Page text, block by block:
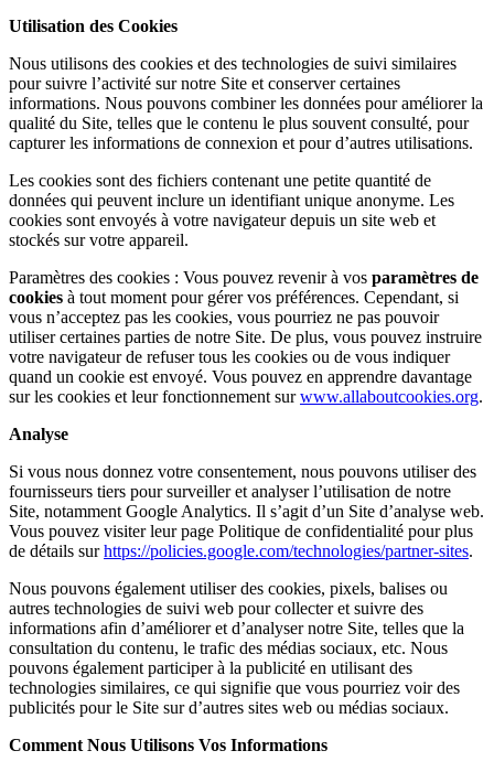
Utilisation des Cookies
Nous utilisons des cookies et des technologies de suivi similaires
pour suivre l’activité sur notre Site et conserver certaines
informations. Nous pouvons combiner les données pour améliorer la
qualité du Site, telles que le contenu le plus souvent consulté, pour
capturer les informations de connexion et pour d’autres utilisations.
Les cookies sont des fichiers contenant une petite quantité de
données qui peuvent inclure un identifiant unique anonyme. Les
cookies sont envoyés à votre navigateur depuis un site web et
stockés sur votre appareil.
Paramètres des cookies : Vous pouvez revenir à vos paramètres de
cookies à tout moment pour gérer vos préférences. Cependant, si
vous n’acceptez pas les cookies, vous pourriez ne pas pouvoir
utiliser certaines parties de notre Site. De plus, vous pouvez instruire
votre navigateur de refuser tous les cookies ou de vous indiquer
quand un cookie est envoyé. Vous pouvez en apprendre davantage
sur les cookies et leur fonctionnement surwww.allaboutcookies.org.
Analyse
Si vous nous donnez votre consentement, nous pouvons utiliser des
fournisseurs tiers pour surveiller et analyser l’utilisation de notre
Site, notamment Google Analytics. Il s’agit d’un Site d’analyse web.
Vous pouvez visiter leur page Politique de confidentialité pour plus
de détails surhttps://policies.google.com/technologies/partner-sites.
Nous pouvons également utiliser des cookies, pixels, balises ou
autres technologies de suivi web pour collecter et suivre des
informations afin d’améliorer et d’analyser notre Site, telles que la
consultation du contenu, le trafic des médias sociaux, etc. Nous
pouvons également participer à la publicité en utilisant des
technologies similaires, ce qui signifie que vous pourriez voir des
publicités pour le Site sur d’autres sites web ou médias sociaux.
Comment Nous Utilisons Vos Informations